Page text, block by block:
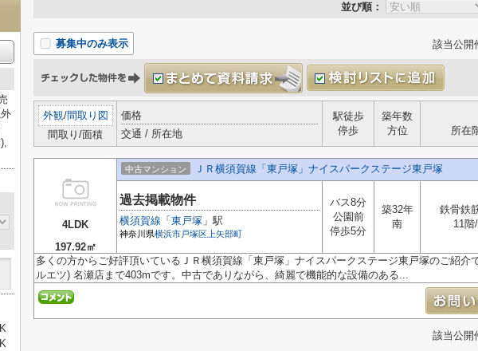
並び順：
募集中のみ表示 該当公開
外観/間取り図
間取り/面積
価格
交通 / 所在地
駅徒歩
停歩
築年数
方位
所在
4LDK
197.92㎡
中古マンション ＪＲ横須賀線「東戸塚」ナイスパークステージ東戸塚
過去掲載物件
横須賀線 「 東戸塚 」駅
神奈川県横浜市戸塚区 上矢部町
バス8分
公園前
停歩5分
築32年
南
鉄骨鉄
11階
多くの方からご好評頂いているＪＲ横須賀線「東戸塚」ナイスパークステージ東戸塚のご紹介
ルエツ) 名瀬店まで403mです。中古でありながら、綺麗で機能的な設備のある...
該当公開